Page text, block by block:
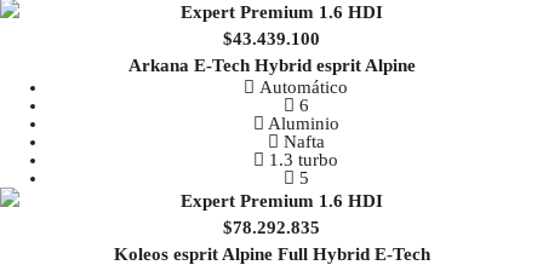
$43.439.100
Arkana E-Tech Hybrid esprit Alpine
Automático
6
Aluminio
Nafta
1.3 turbo
5
$78.292.835
Koleos esprit Alpine Full Hybrid E-Tech